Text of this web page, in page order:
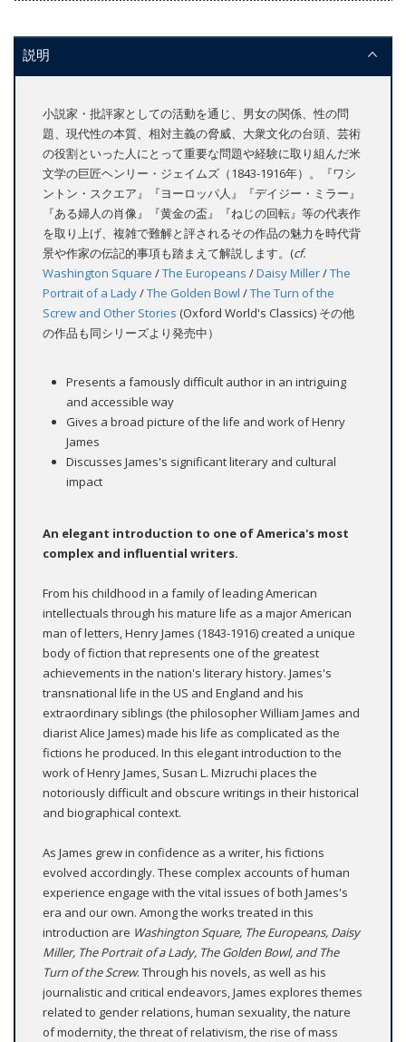
説明
小説家・批評家としての活動を通じ、男女の関係、性の問
題、現代性の本質、相対主義の脅威、大衆文化の台頭、芸術
の役割といった人にとって重要な問題や経験に取り組んだ米
文学の巨匠ヘンリー・ジェイムズ（1843-1916年）。『ワシ
ントン・スクエア』『ヨーロッパ人』『デイジー・ミラー』
『ある婦人の肖像』『黄金の盃』『ねじの回転』等の代表作
を取り上げ、複雑で難解と評されるその作品の魅力を時代背
景や作家の伝記的事項も踏まえて解説します。(cf.
Washington Square /The Europeans /Daisy Miller/The
Portrait of a Lady/The Golden Bowl /The Turn of the
Screw and Other Stories (Oxford World's Classics) その他
の作品も同シリーズより発売中）
Presents a famously difficult author in an intriguing
and accessible way
Gives a broad picture of the life and work of Henry
James
Discusses James's significant literary and cultural
impact
An elegant introduction to one of America's most
complex and influential writers.
From his childhood in a family of leading American
intellectuals through his mature life as a major American
man of letters, Henry James (1843-1916) created a unique
body of fiction that represents one of the greatest
achievements in the nation's literary history. James's
transnational life in the US and England and his
extraordinary siblings (the philosopher William James and
diarist Alice James) made his life as complicated as the
fictions he produced. In this elegant introduction to the
work of Henry James, Susan L. Mizruchi places the
notoriously difficult and obscure writings in their historical
and biographical context.
As James grew in confidence as a writer, his fictions
evolved accordingly. These complex accounts of human
experience engage with the vital issues of both James's
era and our own. Among the works treated in this
introduction are Washington Square, The Europeans, Daisy
Miller, The Portrait of a Lady, The Golden Bowl, and The
Turn of the Screw. Through his novels, as well as his
journalistic and critical endeavors, James explores themes
related to gender relations, human sexuality, the nature
of modernity, the threat of relativism, the rise of mass